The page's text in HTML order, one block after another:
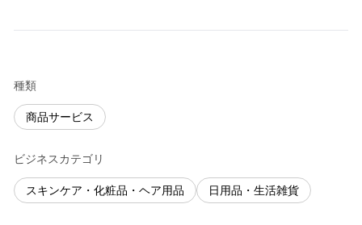
種類
商品サービス
ビジネスカテゴリ
スキンケア・化粧品・ヘア用品 日用品・生活雑貨